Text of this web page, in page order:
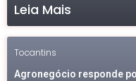
Leia Mais
Tocantins
Agronegócio responde